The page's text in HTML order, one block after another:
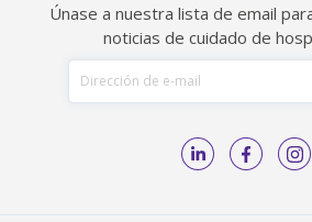
Únase a nuestra lista de email
noticias de cuidado de